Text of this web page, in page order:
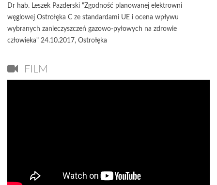
Dr hab. Leszek Pazderski "Zgodność planowanej elektrowni
węglowej Ostrołęka C ze standardami UE i ocena wpływu
wybranych zanieczyszczeń gazowo-pyłowych na zdrowie
człowieka" 24.10.2017, Ostrołęka
FILM